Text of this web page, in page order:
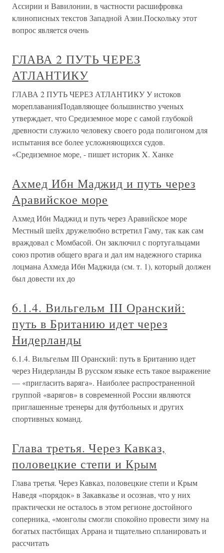
Ассирии и Вавилонии, в частности расшифровка
клинописных текстов Западной Азии.Поскольку этот
вопрос является очень
ГЛАВА 2 ПУТЬ ЧЕРЕЗ
АТЛАНТИКУ
ГЛАВА 2 ПУТЬ ЧЕРЕЗ АТЛАНТИКУ У истоков
мореплаванияПодавляющее большинство ученых
утверждает, что Средиземное море с самой глубокой
древности служило человеку своего рода полигоном для
испытания все более усложняющихся судов.
«Средиземное море, - пишет историк X. Ханке
Ахмед Ибн Маджид и путь через
Аравийское море
Ахмед Ибн Маджид и путь через Аравийское море
Местный шейх дружелюбно встретил Гаму, так как сам
враждовал с Момбасой. Он заключил с португальцами
союз против общего врага и дал им надежного старика
лоцмана Ахмеда Ибн Маджида (см. т. 1), который должен
был довести их до
6.1.4. Вильгельм III Оранский:
путь в Британию идет через
Нидерланды
6.1.4. Вильгельм III Оранский: путь в Британию идет
через Нидерланды В русском языке есть такое выражение
— «пригласить варяга». Наиболее распространенной
группой «варягов» в современной России являются
приглашенные тренеры для футбольных и других
спортивных команд.
Глава третья. Через Кавказ,
половецкие степи и Крым
Глава третья. Через Кавказ, половецкие степи и Крым
Наведя «порядок» в Закавказье и осознав, что у них
практически не осталось в этом регионе достойного
соперника, «монголы смогли спокойно провести зиму на
богатых пастбищах Аррана и тщательно спланировать и
рассчитать